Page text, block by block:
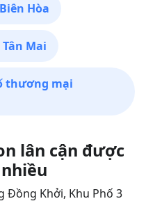
Hòa
Mai
thương mại
lân cận được
Đồng Khởi, Khu Phố 3